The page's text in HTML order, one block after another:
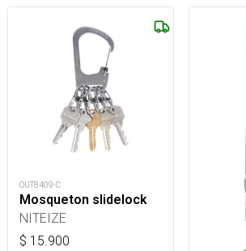
OUT8409-C
Mosqueton slidelock
NITEIZE
$ 15.900